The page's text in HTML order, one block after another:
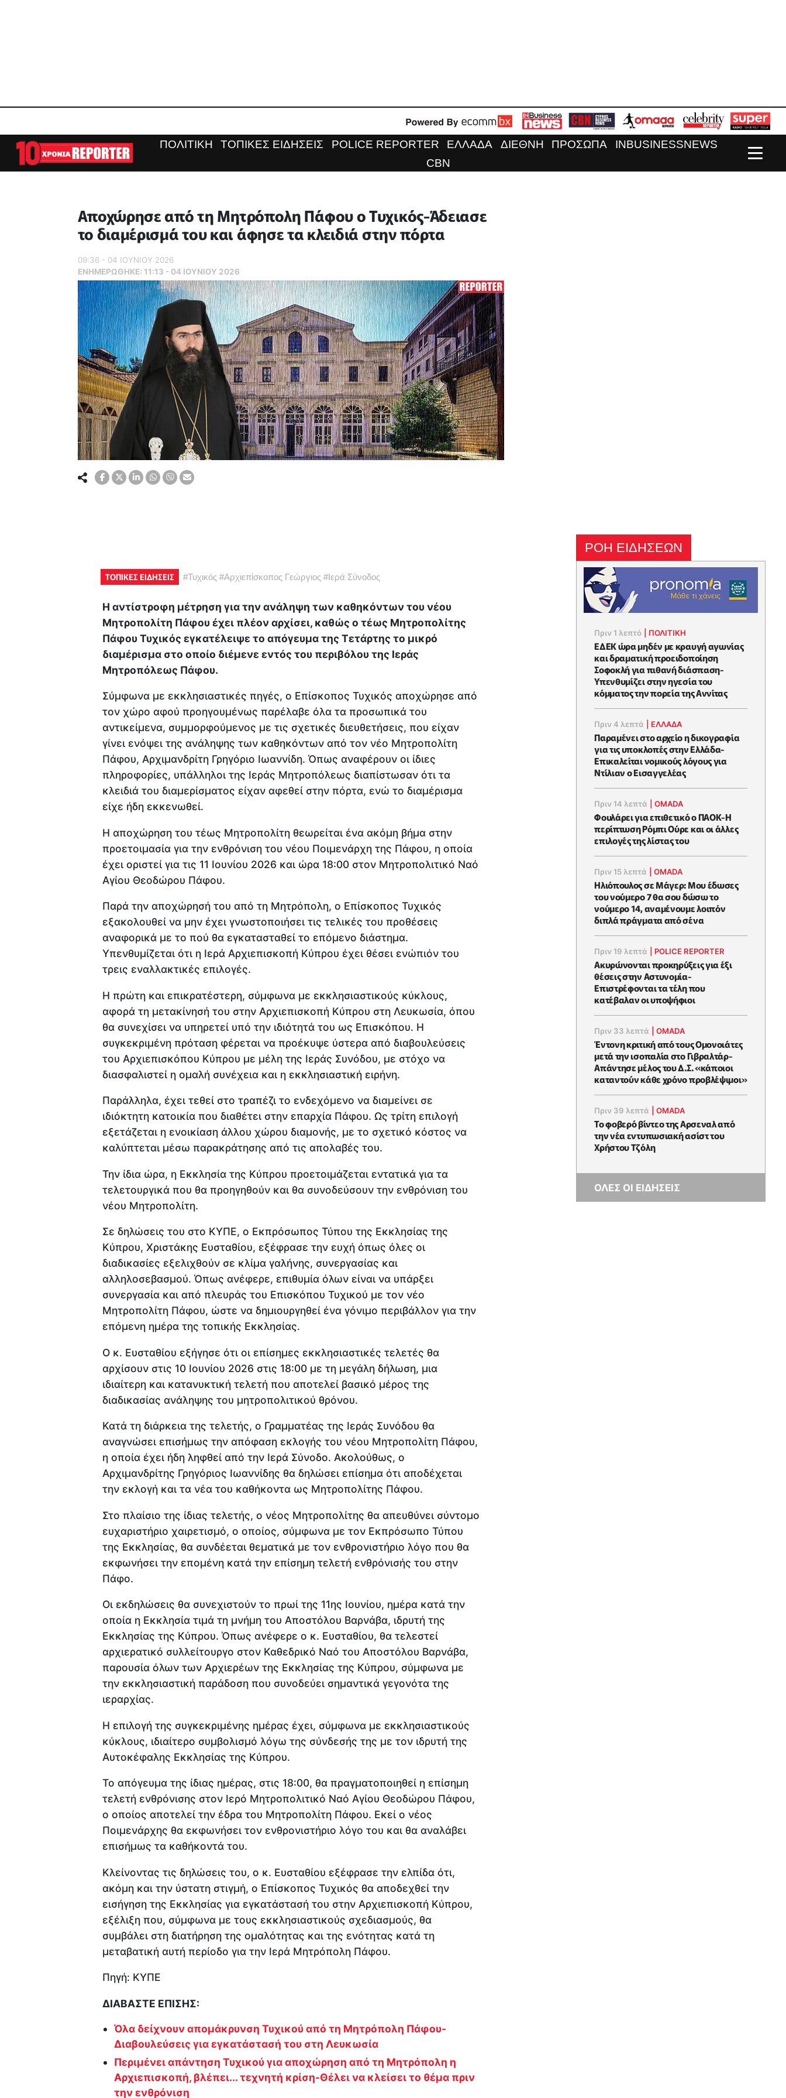
ΠΟΛΙΤΙΚΗ ΤΟΠΙΚΕΣ ΕΙΔΗΣΕΙΣ POLICE REPORTER ΕΛΛΑΔΑ ΔΙΕΘΝΗ ΠΡΟΣΩΠΑ
INBUSINESSNEWS
CBN
Αποχώρησε από τη Μητρόπολη Πάφου ο Τυχικός-Άδειασε
το διαμέρισμά του και άφησε τα κλειδιά στην πόρτα
09:36 - 04 ΙΟΥΝΙΟΥ 2026
ΕΝΗΜΕΡΏΘΗΚΕ: 11:13 - 04 ΙΟΥΝΙΟΥ 2026
ΤΟΠΙΚΕΣ ΕΙΔΗΣΕΙΣ #Τυχικός #Αρχιεπίσκοπος Γεώργιος #Ιερά Σύνοδος
Η αντίστροφη μέτρηση για την ανάληψη των καθηκόντων του νέου
Μητροπολίτη Πάφου έχει πλέον αρχίσει, καθώς ο τέως Μητροπολίτης
Πάφου Τυχικός εγκατέλειψε το απόγευμα της Τετάρτης το μικρό
διαμέρισμα στο οποίο διέμενε εντός του περιβόλου της Ιεράς
Μητροπόλεως Πάφου.
Σύμφωνα με εκκλησιαστικές πηγές, ο Επίσκοπος Τυχικός αποχώρησε από
τον χώρο αφού προηγουμένως παρέλαβε όλα τα προσωπικά του
αντικείμενα, συμμορφούμενος με τις σχετικές διευθετήσεις, που είχαν
γίνει ενόψει της ανάληψης των καθηκόντων από τον νέο Μητροπολίτη
Πάφου, Αρχιμανδρίτη Γρηγόριο Ιωαννίδη. Όπως αναφέρουν οι ίδιες
πληροφορίες, υπάλληλοι της Ιεράς Μητροπόλεως διαπίστωσαν ότι τα
κλειδιά του διαμερίσματος είχαν αφεθεί στην πόρτα, ενώ το διαμέρισμα
είχε ήδη εκκενωθεί.
Η αποχώρηση του τέως Μητροπολίτη θεωρείται ένα ακόμη βήμα στην
προετοιμασία για την ενθρόνιση του νέου Ποιμενάρχη της Πάφου, η οποία
έχει οριστεί για τις 11 Ιουνίου 2026 και ώρα 18:00 στον Μητροπολιτικό Ναό
Αγίου Θεοδώρου Πάφου.
Παρά την αποχώρησή του από τη Μητρόπολη, ο Επίσκοπος Τυχικός
εξακολουθεί να μην έχει γνωστοποιήσει τις τελικές του προθέσεις
αναφορικά με το πού θα εγκατασταθεί το επόμενο διάστημα.
Υπενθυμίζεται ότι η Ιερά Αρχιεπισκοπή Κύπρου έχει θέσει ενώπιόν του
τρεις εναλλακτικές επιλογές.
Η πρώτη και επικρατέστερη, σύμφωνα με εκκλησιαστικούς κύκλους,
αφορά τη μετακίνησή του στην Αρχιεπισκοπή Κύπρου στη Λευκωσία, όπου
θα συνεχίσει να υπηρετεί υπό την ιδιότητά του ως Επισκόπου. Η
συγκεκριμένη πρόταση φέρεται να προέκυψε ύστερα από διαβουλεύσεις
του Αρχιεπισκόπου Κύπρου με μέλη της Ιεράς Συνόδου, με στόχο να
διασφαλιστεί η ομαλή συνέχεια και η εκκλησιαστική ειρήνη.
Παράλληλα, έχει τεθεί στο τραπέζι το ενδεχόμενο να διαμείνει σε
ιδιόκτητη κατοικία που διαθέτει στην επαρχία Πάφου. Ως τρίτη επιλογή
εξετάζεται η ενοικίαση άλλου χώρου διαμονής, με το σχετικό κόστος να
καλύπτεται μέσω παρακράτησης από τις απολαβές του.
Την ίδια ώρα, η Εκκλησία της Κύπρου προετοιμάζεται εντατικά για τα
τελετουργικά που θα προηγηθούν και θα συνοδεύσουν την ενθρόνιση του
νέου Μητροπολίτη.
Σε δηλώσεις του στο ΚΥΠΕ, ο Εκπρόσωπος Τύπου της Εκκλησίας της
Κύπρου, Χριστάκης Ευσταθίου, εξέφρασε την ευχή όπως όλες οι
διαδικασίες εξελιχθούν σε κλίμα γαλήνης, συνεργασίας και
αλληλοσεβασμού. Όπως ανέφερε, επιθυμία όλων είναι να υπάρξει
συνεργασία και από πλευράς του Επισκόπου Τυχικού με τον νέο
Μητροπολίτη Πάφου, ώστε να δημιουργηθεί ένα γόνιμο περιβάλλον για την
επόμενη ημέρα της τοπικής Εκκλησίας.
Ο κ. Ευσταθίου εξήγησε ότι οι επίσημες εκκλησιαστικές τελετές θα
αρχίσουν στις 10 Ιουνίου 2026 στις 18:00 με τη μεγάλη δήλωση, μια
ιδιαίτερη και κατανυκτική τελετή που αποτελεί βασικό μέρος της
διαδικασίας ανάληψης του μητροπολιτικού θρόνου.
Κατά τη διάρκεια της τελετής, ο Γραμματέας της Ιεράς Συνόδου θα
αναγνώσει επισήμως την απόφαση εκλογής του νέου Μητροπολίτη Πάφου,
η οποία έχει ήδη ληφθεί από την Ιερά Σύνοδο. Ακολούθως, ο
Αρχιμανδρίτης Γρηγόριος Ιωαννίδης θα δηλώσει επίσημα ότι αποδέχεται
την εκλογή και τα νέα του καθήκοντα ως Μητροπολίτης Πάφου.
Στο πλαίσιο της ίδιας τελετής, ο νέος Μητροπολίτης θα απευθύνει σύντομο
ευχαριστήριο χαιρετισμό, ο οποίος, σύμφωνα με τον Εκπρόσωπο Τύπου
της Εκκλησίας, θα συνδέεται θεματικά με τον ενθρονιστήριο λόγο που θα
εκφωνήσει την επομένη κατά την επίσημη τελετή ενθρόνισής του στην
Πάφο.
Οι εκδηλώσεις θα συνεχιστούν το πρωί της 11ης Ιουνίου, ημέρα κατά την
οποία η Εκκλησία τιμά τη μνήμη του Αποστόλου Βαρνάβα, ιδρυτή της
Εκκλησίας της Κύπρου. Όπως ανέφερε ο κ. Ευσταθίου, θα τελεστεί
αρχιερατικό συλλείτουργο στον Καθεδρικό Ναό του Αποστόλου Βαρνάβα,
παρουσία όλων των Αρχιερέων της Εκκλησίας της Κύπρου, σύμφωνα με
την εκκλησιαστική παράδοση που συνοδεύει σημαντικά γεγονότα της
ιεραρχίας.
Η επιλογή της συγκεκριμένης ημέρας έχει, σύμφωνα με εκκλησιαστικούς
κύκλους, ιδιαίτερο συμβολισμό λόγω της σύνδεσής της με τον ιδρυτή της
Αυτοκέφαλης Εκκλησίας της Κύπρου.
Το απόγευμα της ίδιας ημέρας, στις 18:00, θα πραγματοποιηθεί η επίσημη
τελετή ενθρόνισης στον Ιερό Μητροπολιτικό Ναό Αγίου Θεοδώρου Πάφου,
ο οποίος αποτελεί την έδρα του Μητροπολίτη Πάφου. Εκεί ο νέος
Ποιμενάρχης θα εκφωνήσει τον ενθρονιστήριο λόγο του και θα αναλάβει
επισήμως τα καθήκοντά του.
Κλείνοντας τις δηλώσεις του, ο κ. Ευσταθίου εξέφρασε την ελπίδα ότι,
ακόμη και την ύστατη στιγμή, ο Επίσκοπος Τυχικός θα αποδεχθεί την
εισήγηση της Εκκλησίας για εγκατάστασή του στην Αρχιεπισκοπή Κύπρου,
εξέλιξη που, σύμφωνα με τους εκκλησιαστικούς σχεδιασμούς, θα
συμβάλει στη διατήρηση της ομαλότητας και της ενότητας κατά τη
μεταβατική αυτή περίοδο για την Ιερά Μητρόπολη Πάφου.
Πηγή: ΚΥΠΕ
ΔΙΑΒΑΣΤΕ ΕΠΙΣΗΣ:
Όλα δείχνουν απομάκρυνση Τυχικού από τη Μητρόπολη Πάφου-
Διαβουλεύσεις για εγκατάστασή του στη Λευκωσία
Περιμένει απάντηση Τυχικού για αποχώρηση από τη Μητρόπολη η
Αρχιεπισκοπή, βλέπει... τεχνητή κρίση-Θέλει να κλείσει το θέμα πριν
την ενθρόνιση
ΡΟΗ ΕΙΔΗΣΕΩΝ
Πριν 1 λεπτό ΠΟΛΙΤΙΚΗ
ΕΔΕΚ ώρα μηδέν με κραυγή αγωνίας
και δραματική προειδοποίηση
Σοφοκλή για πιθανή διάσπαση-
Υπενθυμίζει στην ηγεσία του
κόμματος την πορεία της Αννίτας
Πριν 4 λεπτά ΕΛΛΑΔΑ
Παραμένει στο αρχείο η δικογραφία
για τις υποκλοπές στην Ελλάδα-
Επικαλείται νομικούς λόγους για
Ντίλιαν ο Εισαγγελέας
Πριν 14 λεπτά |OMADA
Φουλάρει για επιθετικό ο ΠΑΟΚ-Η
περίπτωση Ρόμπι Ούρε και οι άλλες
επιλογές της λίστας του
Πριν 15 λεπτά |OMADA
Ηλιόπουλος σε Μάγερ: Μου έδωσες
του νούμερο 7 θα σου δώσω το
νούμερο 14, αναμένουμε λοιπόν
διπλά πράγματα από σένα
Πριν 19 λεπτά POLICE REPORTER
Ακυρώνονται προκηρύξεις για έξι
θέσεις στην Αστυνομία-
Επιστρέφονται τα τέλη που
κατέβαλαν οι υποψήφιοι
Πριν 33 λεπτά |OMADA
Έντονη κριτική από τους Ομονοιάτες
μετά την ισοπαλία στο Γιβραλτάρ-
Απάντησε μέλος του Δ.Σ. «κάποιοι
καταντούν κάθε χρόνο προβλέψιμοι»
Πριν 39 λεπτά |OMADA
Το φοβερό βίντεο της Αρσεναλ από
την νέα εντυπωσιακή ασίστ του
Χρήστου Τζόλη
ΟΛΕΣ ΟΙ ΕΙΔΗΣΕΙΣ